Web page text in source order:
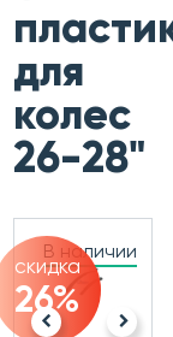
для
колес
26-28"
В наличии
скидка
26%